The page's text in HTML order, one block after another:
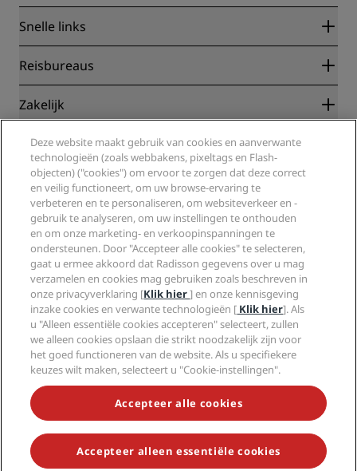
Snelle links
Radisson Rewards
Blog
Bestemmingen
Radisson Hotels-app
Sports Approved-hotels
Gezinsvriendelijk hotels
Gezondheid en veiligheid
Reisbureaus
Partners
Reisagenten
Zakelijk
Radisson Hotel Group
Media
Vacatures RHG
Vacatures PPHE
Vacatures EHL
The Club by RHG
Hotelontwikkeling
Duurzaam ondernemen
Inkoop
Juridisch
Privacycentrum
Juridische kennisgeving
Algemene voorwaarden voor Radisson Rewards
Gebruikersovereenkomst site
Digitale toegankelijkheid
Verklaring inzake moderne slavernij
Help
Waarschuwingen voor consumenten
Contactgegevens
Veelgestelde vragen
Sitemap
Social media
Radisson Hotels Brands
MIS NOOIT MEER ONZE POPULAIRSTE AANBIEDINGEN
© 2026 Radisson Hotel Group.Alle rechten voorbehouden. RHG
Deze website maakt gebruik van cookies en aanverwante
technologieën (zoals webbakens, pixeltags en Flash-
objecten) ("cookies") om ervoor te zorgen dat deze correct
en veilig functioneert, om uw browse-ervaring te
verbeteren en te personaliseren, om websiteverkeer en -
gebruik te analyseren, om uw instellingen te onthouden
en om onze marketing- en verkoopinspanningen te
ondersteunen. Door "Accepteer alle cookies" te selecteren,
gaat u ermee akkoord dat Radisson gegevens over u mag
verzamelen en cookies mag gebruiken zoals beschreven in
onze privacyverklaring [Klik hier] en onze kennisgeving
inzake cookies en verwante technologieën [ Klik hier]. Als
u "Alleen essentiële cookies accepteren" selecteert, zullen
we alleen cookies opslaan die strikt noodzakelijk zijn voor
het goed functioneren van de website. Als u specifiekere
keuzes wilt maken, selecteert u "Cookie-instellingen".
Accepteer alle cookies
Accepteer alleen essentiële cookies